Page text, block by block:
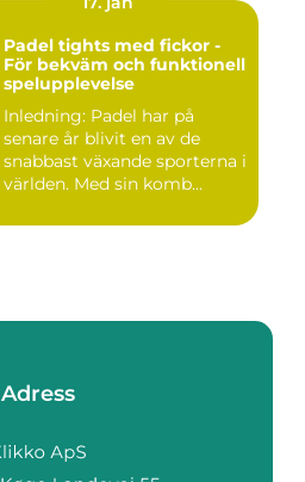
Padel tights med fickor -
För bekväm och funktionell
spelupplevelse
Inledning: Padel har på
senare år blivit en av de
snabbast växande sporterna i
världen. Med sin komb...
Adress